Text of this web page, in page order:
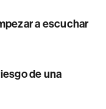
a escuchar
de una